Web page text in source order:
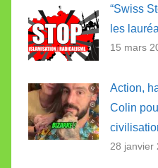
“Swiss
les
15 mars
Action,
Colin
28 janvier